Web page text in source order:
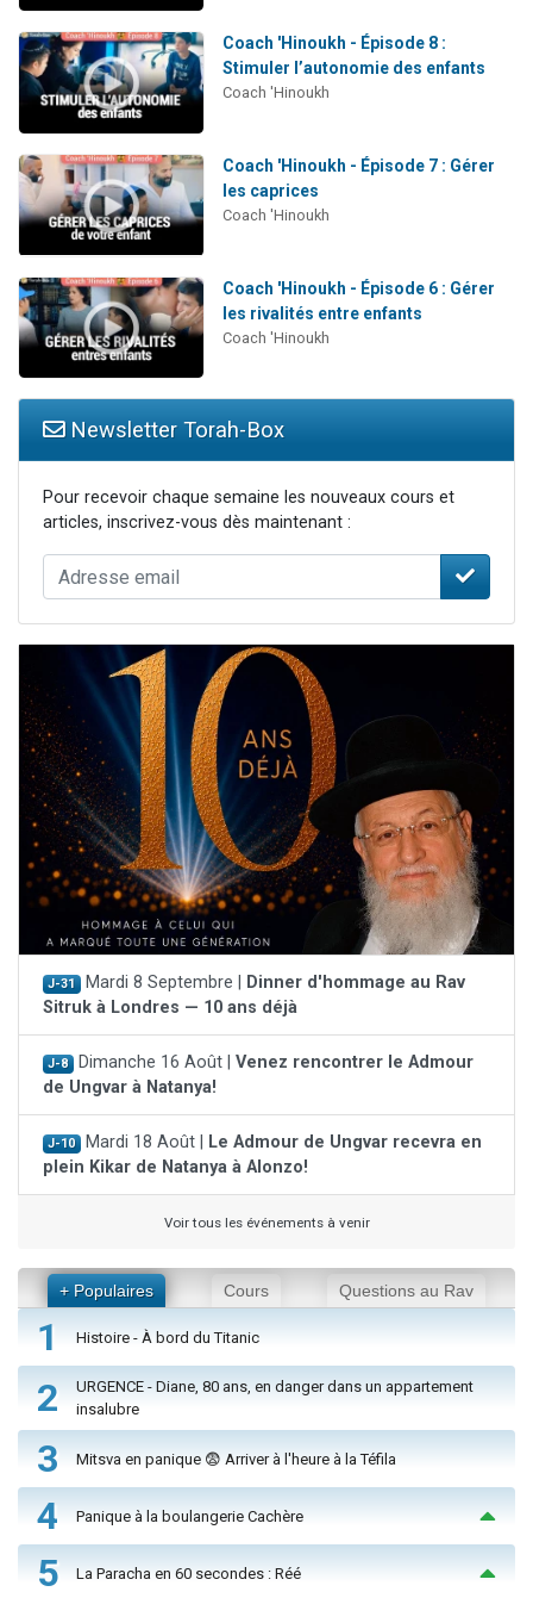
Coach 'Hinoukh - Épisode 8 :
Stimuler l’autonomie des enfants
Coach 'Hinoukh
Coach 'Hinoukh - Épisode 7 : Gérer
les caprices
Coach 'Hinoukh
Coach 'Hinoukh - Épisode 6 : Gérer
les rivalités entre enfants
Coach 'Hinoukh
Newsletter Torah-Box
Pour recevoir chaque semaine les nouveaux cours et
articles, inscrivez-vous dès maintenant :
J-31 Mardi 8 Septembre |
Dinner d'hommage au Rav
Sitruk à Londres — 10 ans déjà
J-8 Dimanche 16 Août | Venez rencontrer le Admour
de Ungvar à Natanya!
J-10 Mardi 18 Août |
Le Admour de Ungvar recevra en
plein Kikar de Natanya à Alonzo!
Voir tous les événements à venir
+ Populaires Cours Questions au Rav
1 Histoire - À bord du Titanic
2
URGENCE - Diane, 80 ans, en danger dans un appartement
insalubre
3 Mitsva en panique 😨 Arriver à l'heure à la Téfila
4 Panique à la boulangerie Cachère
5 La Paracha en 60 secondes : Réé